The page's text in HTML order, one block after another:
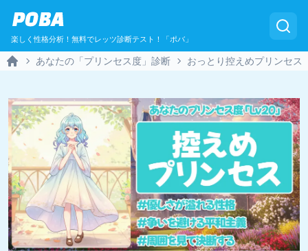
POBA
楽しく性格分析！無料でレッツ診断テスト！「ポバ」
あなたの「プリンセス度」診断 おっとり控えめプリンセス